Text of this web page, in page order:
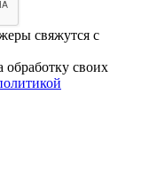
свяжутся с
обработку своих